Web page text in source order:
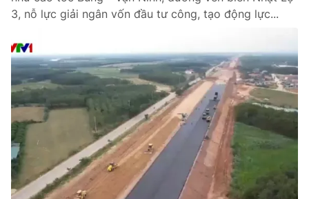
3, nỗ lực giải ngân vốn đầu tư công, tạo động lực...